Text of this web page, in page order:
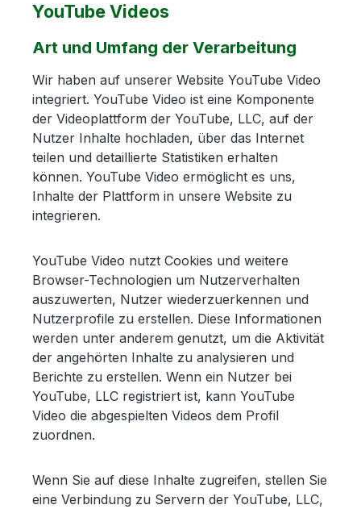
YouTube Videos
Art und Umfang der Verarbeitung
Wir haben auf unserer Website YouTube Video
integriert. YouTube Video ist eine Komponente
der Videoplattform der YouTube, LLC, auf der
Nutzer Inhalte hochladen, über das Internet
teilen und detaillierte Statistiken erhalten
können. YouTube Video ermöglicht es uns,
Inhalte der Plattform in unsere Website zu
integrieren.
YouTube Video nutzt Cookies und weitere
Browser-Technologien um Nutzerverhalten
auszuwerten, Nutzer wiederzuerkennen und
Nutzerprofile zu erstellen. Diese Informationen
werden unter anderem genutzt, um die Aktivität
der angehörten Inhalte zu analysieren und
Berichte zu erstellen. Wenn ein Nutzer bei
YouTube, LLC registriert ist, kann YouTube
Video die abgespielten Videos dem Profil
zuordnen.
Wenn Sie auf diese Inhalte zugreifen, stellen Sie
eine Verbindung zu Servern der YouTube, LLC,